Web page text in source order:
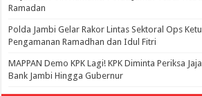
Ramadan
Polda Jambi Gelar Rakor Lintas Sektoral Ops
Pengamanan Ramadhan dan Idul Fitri
‎MAPPAN Demo KPK Lagi! KPK Diminta Periksa
Bank Jambi Hingga Gubernur ‎